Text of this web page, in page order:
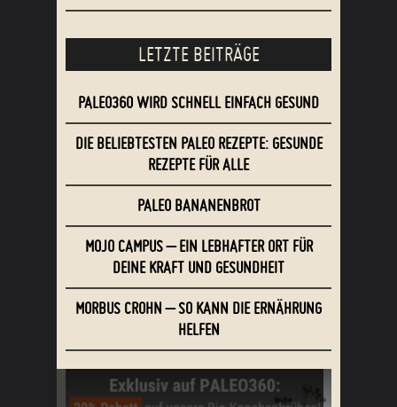
LETZTE BEITRÄGE
PALEO360 WIRD SCHNELL EINFACH GESUND
DIE BELIEBTESTEN PALEO REZEPTE: GESUNDE
REZEPTE FÜR ALLE
PALEO BANANENBROT
MOJO CAMPUS – EIN LEBHAFTER ORT FÜR
DEINE KRAFT UND GESUNDHEIT
MORBUS CROHN – SO KANN DIE ERNÄHRUNG
HELFEN